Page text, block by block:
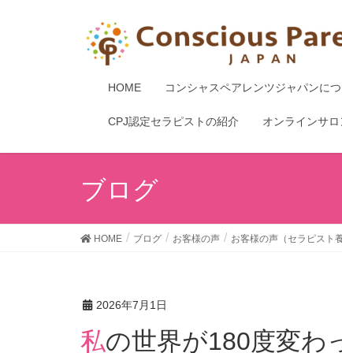
HOME コンシャスペアレンツジャパンに
CPJ認定セラピストの紹介 オンラインサロ
ブログ
HOME ブログ お客様の声 お客様の声（セラピスト
2026年7月1日
私の世界が180度変わったと感じる。 暗闇がサーっ